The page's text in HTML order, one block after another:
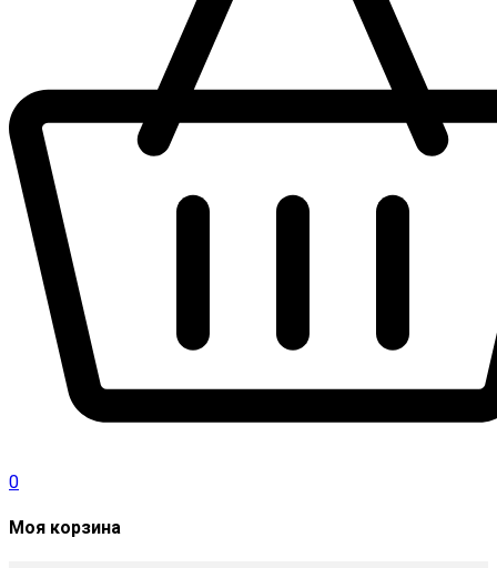
0
Моя корзина